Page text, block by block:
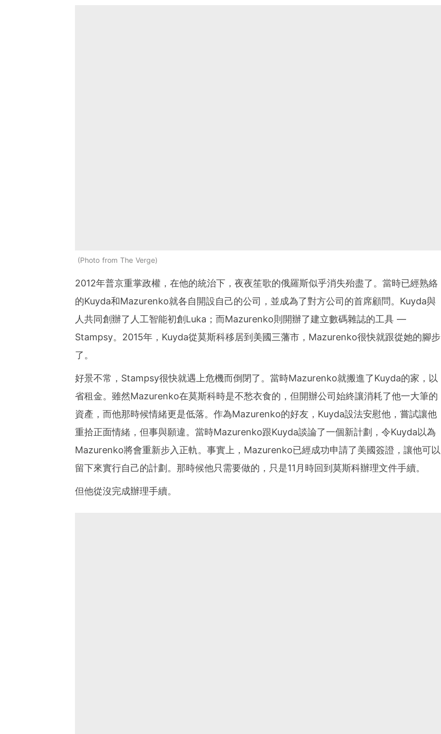
Photo from The Verge
2012年普京重掌政權，在他的統治下，夜夜笙歌的俄羅斯似乎消失殆盡了。當時已經熟絡
的Kuyda和Mazurenko就各自開設自己的公司，並成為了對方公司的首席顧問。Kuyda與
人共同創辦了人工智能初創Luka；而Mazurenko則開辦了建立數碼雜誌的工具 —
Stampsy。2015年，Kuyda從莫斯科移居到美國三藩市，Mazurenko很快就跟從她的腳步
了。
好景不常，Stampsy很快就遇上危機而倒閉了。當時Mazurenko就搬進了Kuyda的家，以
省租金。雖然Mazurenko在莫斯科時是不愁衣食的，但開辦公司始終讓消耗了他一大筆的
資產，而他那時候情緒更是低落。作為Mazurenko的好友，Kuyda設法安慰他，嘗試讓他
重拾正面情緒，但事與願違。當時Mazurenko跟Kuyda談論了一個新計劃，令Kuyda以為
Mazurenko將會重新步入正軌。事實上，Mazurenko已經成功申請了美國簽證，讓他可以
留下來實行自己的計劃。那時候他只需要做的，只是11月時回到莫斯科辦理文件手續。
但他從沒完成辦理手續。